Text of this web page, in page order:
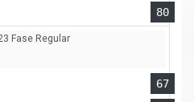
80
Fase Regular
67